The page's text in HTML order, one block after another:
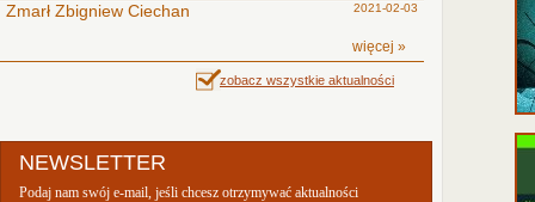
Zmarł Zbigniew Ciechan 2021-02-03
więcej »
zobacz wszystkie aktualności
NEWSLETTER
Podaj nam swój e-mail, jeśli chcesz otrzymywać aktualności